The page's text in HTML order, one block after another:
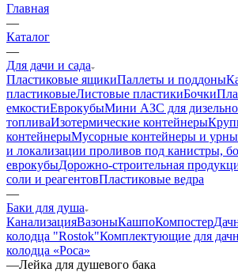
Главная
—
Каталог
—
Для дачи и сада
Пластиковые ящикиПаллеты и поддоны
пластиковыеЛистовые пластикиБочки
емкостиЕврокубыМини АЗС для
топливаИзотермические контейнеры
контейнерыМусорные контейнеры и урны
и локализации проливов под канистры,
еврокубыДорожно-строительная
соли и реагентовПластиковые ведра
—
Баки для душа
КанализацияВазоныКашпоКомпостер
колодца "Rostok"Комплектующие для
колодца «Роса»
—Лейка для душевого бака